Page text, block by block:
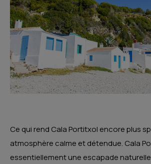
Ce qui rend Cala Portitxol encore plus
atmosphère calme et détendue. Cala
essentiellement une escapade